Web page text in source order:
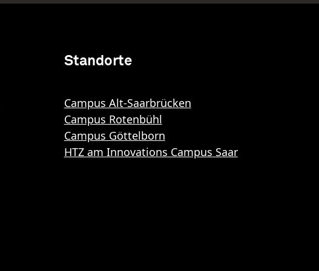
Standorte
Campus Alt-Saarbrücken
Campus Rotenbühl
Campus Göttelborn
HTZ am Innovations Campus Saar